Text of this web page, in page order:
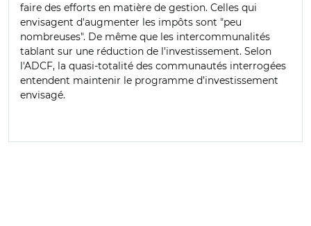
faire des efforts en matière de gestion. Celles qui
envisagent d'augmenter les impôts sont "peu
nombreuses". De même que les intercommunalités
tablant sur une réduction de l'investissement. Selon
l'ADCF, la quasi-totalité des communautés interrogées
entendent maintenir le programme d’investissement
envisagé.